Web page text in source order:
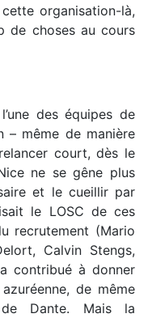
organisation-là,
de choses au cours
des équipes de
– même de manière
court, dès le
ne se gêne plus
et le cueillir par
le LOSC de ces
recrutement (Mario
Calvin Stengs,
contribué à donner
de même
Dante. Mais la